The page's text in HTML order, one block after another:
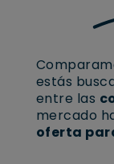
estás
entre las
mercado
oferta